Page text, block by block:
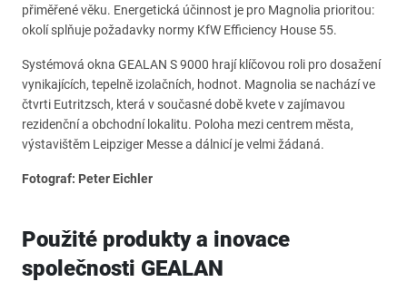
přiměřené věku. Energetická účinnost je pro Magnolia prioritou:
okolí splňuje požadavky normy KfW Efficiency House 55.
Systémová okna GEALAN S 9000 hrají klíčovou roli pro dosažení
vynikajících, tepelně izolačních, hodnot. Magnolia se nachází ve
čtvrti Eutritzsch, která v současné době kvete v zajímavou
rezidenční a obchodní lokalitu. Poloha mezi centrem města,
výstavištěm Leipziger Messe a dálnicí je velmi žádaná.
Fotograf: Peter Eichler
Použité produkty a inovace
společnosti GEALAN